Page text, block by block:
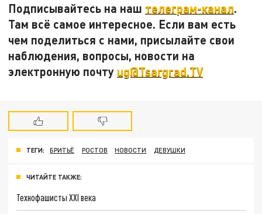
Подписывайтесь на наш телеграм-канал.
Там всё самое интересное. Если вам есть
чем поделиться с нами, присылайте свои
наблюдения, вопросы, новости на
электронную почту ug@Tsargrad.TV
ТЕГИ: БРИТЬЁ РОСТОВ НОВОСТИ ДЕВУШКИ
ЧИТАЙТЕ ТАКЖЕ:
Технофашисты XXI века